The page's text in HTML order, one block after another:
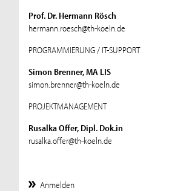
Prof. Dr. Hermann Rösch
hermann.roesch@th-koeln.de
PROGRAMMIERUNG / IT-SUPPORT
Simon Brenner, MA LIS
simon.brenner@th-koeln.de
PROJEKTMANAGEMENT
Rusalka Offer, Dipl. Dok.in
rusalka.offer@th-koeln.de
Anmelden